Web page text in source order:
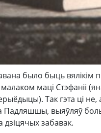
было быць вялікім
маці Стэфаніі
Так гэта ці
выяўляў
дзіцячых забавак.